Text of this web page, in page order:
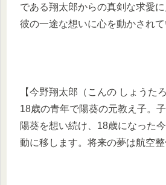
である翔太郎からの真剣な求愛に
彼の一途な想いに心を動かされて
【今野翔太郎（こんの しょうたろ
18歳の青年で陽葵の元教え子。
陽葵を想い続け、18歳になった
動に移します。将来の夢は航空整